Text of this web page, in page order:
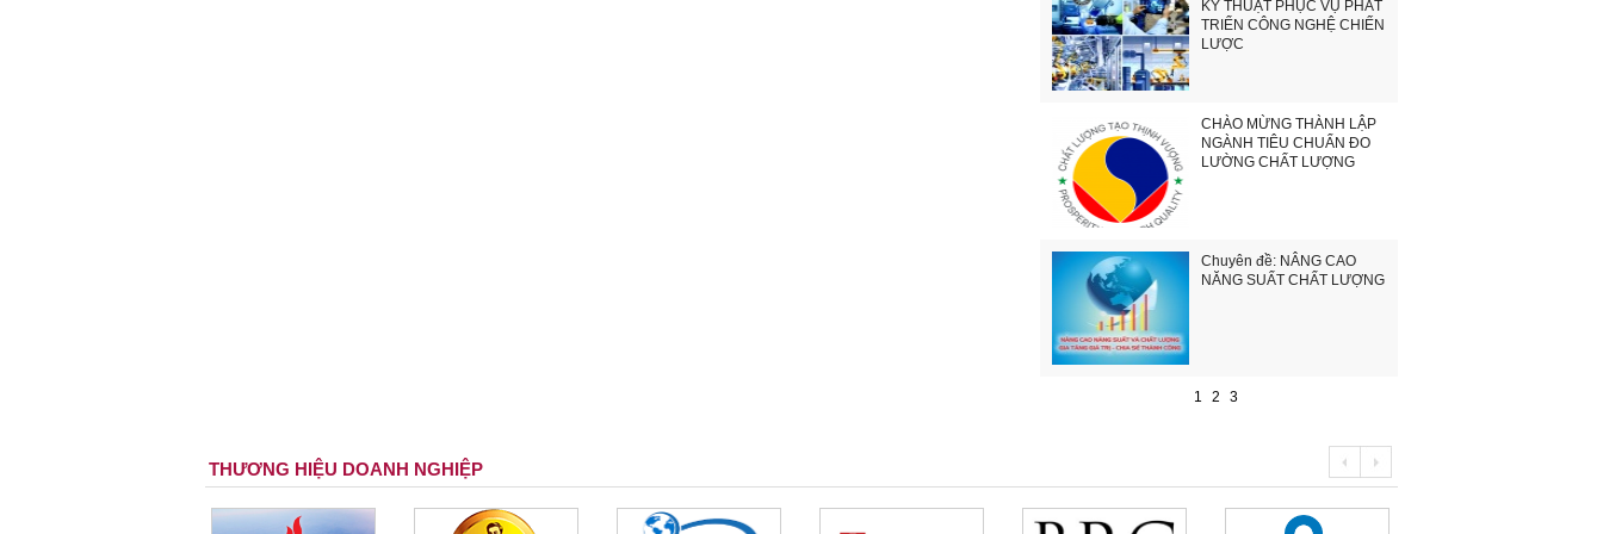
KỸ THUẬT PHỤC VỤ PHÁT
TRIỂN CÔNG NGHỆ CHIẾN
LƯỢC
CHÀO MỪNG THÀNH LẬP
NGÀNH TIÊU CHUẨN ĐO
LƯỜNG CHẤT LƯỢNG
Chuyên đề: NÂNG CAO
NĂNG SUẤT CHẤT LƯỢNG
1 2 3
THƯƠNG HIỆU DOANH NGHIỆP